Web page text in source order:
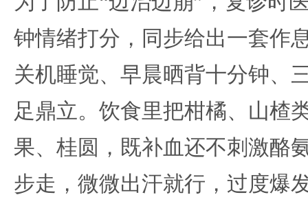
钟情绪打分，同步给出一套作
关机睡觉、早晨晒背十分钟、
足鼎立。饮食里把柑橘、山楂
果、桂圆，既补血还不刺激酪
步走，微微出汗就行，过度爆